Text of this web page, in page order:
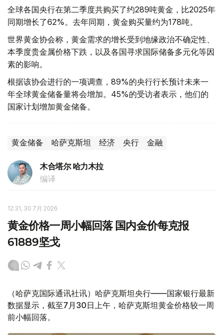
全球各国央行在第二季度共购买了约289吨黄金，比2025年
同期增长了62%。去年同期，黄金购买量约为178吨。
世界黄金协会称，黄金需求的增长受到地缘政治不确定性、
本季度贵金属价格下跌，以及各国寻求国际储备多元化等因
素的影响。
根据该协会进行的一项调查，89%的央行行长预计未来一
年全球黄金储备量将会增加。45%的受访者表示，他们的
国家计划增加黄金储备。
黄金储备 哈萨克斯坦 经济 央行 金融
木合塔尔 哈力木拉
编译
12:31, 30 7月 2026
黄金价格一周小幅回落 国内金价每克报
61889坚戈
（哈萨克国际通讯社讯）哈萨克斯坦央行——国家银行最新
数据显示，截至7月30日上午，哈萨克斯坦黄金价格较一周
前小幅回落。